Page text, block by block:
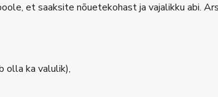
et saaksite nõuetekohast ja vajalikku abi.
olla ka valulik),